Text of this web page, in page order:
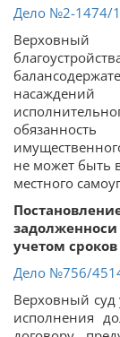
Дело №2-1474/
Верховный
не может быть
местного
учетом
Дело №756/
Верховный суд
исполнения